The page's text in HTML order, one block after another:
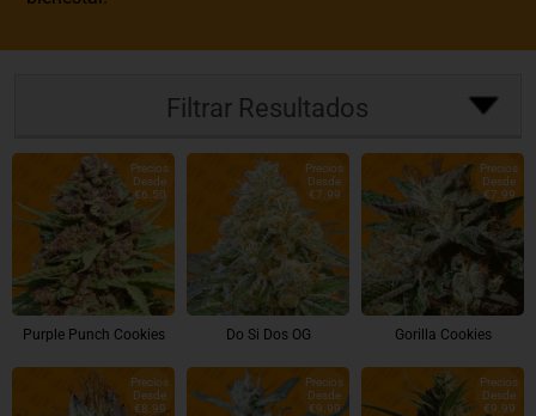
Filtrar Resultados
Precios
Desde
€6.50
Purple Punch Cookies
Precios
Desde
€7.99
Do Si Dos OG
Precios
Desde
€7.99
Gorilla Cookies
Precios
Desde
€8.99
Precios
Desde
€9.99
Precios
Desde
€9.99